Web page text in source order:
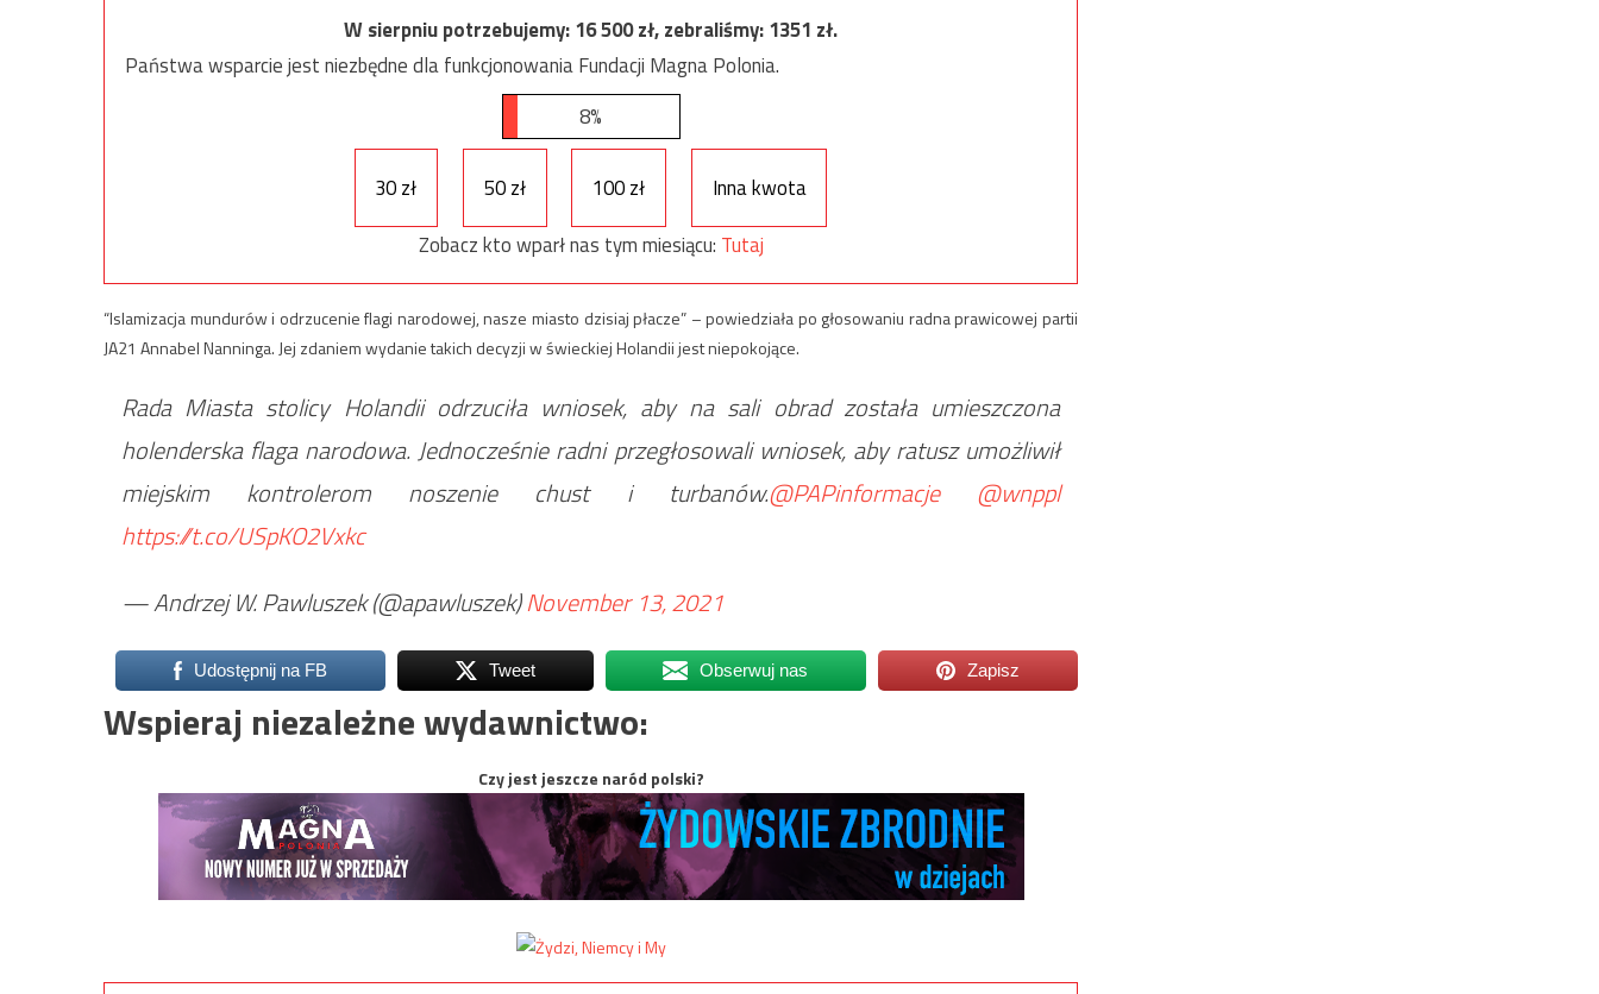
W sierpniu potrzebujemy:16 500zł, zebraliśmy:1351 zł.
Państwa wsparcie jest niezbędne dla funkcjonowania Fundacji Magna Polonia.
8%
30 zł 50 zł 100 zł
Inna kwota
Zobacz kto wparł nas tym miesiącu: Tutaj
“Islamizacja mundurów i odrzucenie flagi narodowej, nasze miasto dzisiaj płacze” – powiedziała po głosowaniu radna prawicowej partii
JA21 Annabel Nanninga. Jej zdaniem wydanie takich decyzji w świeckiej Holandii jest niepokojące.
Rada Miasta stolicy Holandii odrzuciła wniosek, aby na sali obrad została umieszczona
holenderska flaga narodowa. Jednocześnie radni przegłosowali wniosek, aby ratusz umożliwił
miejskim kontrolerom noszenie chust i turbanów.@PAPinformacje
@wnppl
https://t.co/USpKO2Vxkc
— Andrzej W. Pawluszek (@apawluszek)November 13, 2021
Udostępnij na FB Tweet Obserwuj nas Zapisz
Wspieraj niezależne wydawnictwo:
Czy jest jeszcze naród polski?